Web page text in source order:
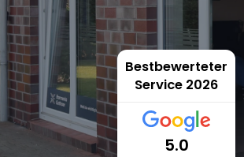
Bestbewerteter
Service 2026
5.0